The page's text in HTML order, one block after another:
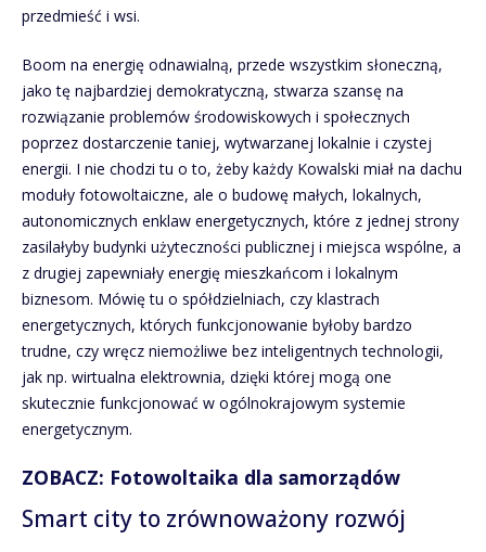
przedmieść i wsi.
Boom na energię odnawialną, przede wszystkim słoneczną,
jako tę najbardziej demokratyczną, stwarza szansę na
rozwiązanie problemów środowiskowych i społecznych
poprzez dostarczenie taniej, wytwarzanej lokalnie i czystej
energii. I nie chodzi tu o to, żeby każdy Kowalski miał na dachu
moduły fotowoltaiczne, ale o budowę małych, lokalnych,
autonomicznych enklaw energetycznych, które z jednej strony
zasilałyby budynki użyteczności publicznej i miejsca wspólne, a
z drugiej zapewniały energię mieszkańcom i lokalnym
biznesom. Mówię tu o spółdzielniach, czy klastrach
energetycznych, których funkcjonowanie byłoby bardzo
trudne, czy wręcz niemożliwe bez inteligentnych technologii,
jak np. wirtualna elektrownia, dzięki której mogą one
skutecznie funkcjonować w ogólnokrajowym systemie
energetycznym.
ZOBACZ: Fotowoltaika dla samorządów
Smart city to zrównoważony rozwój